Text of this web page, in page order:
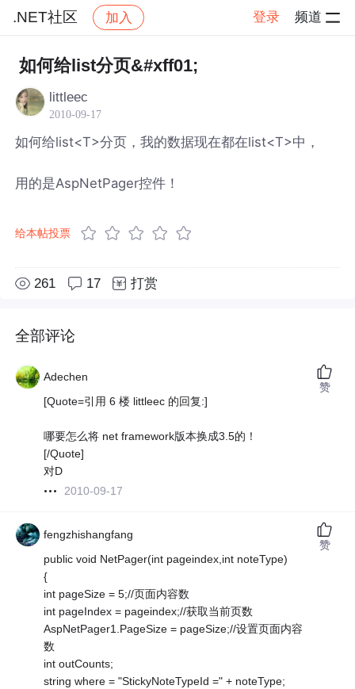
.NET社区 加入 登录 频道
社区 .NET社区 帖子详情
如何给list分页&#xff01;
littleec
2010-09-17
如何给list<T>分页，我的数据现在都在list<T>中，
用的是AspNetPager控件！
给本帖投票
261 17 打赏
全部评论
Adechen
[Quote=引用 6 楼 littleec 的回复:]
哪要怎么将 net framework版本换成3.5的！
[/Quote]
对D
2010-09-17
赞
fengzhishangfang
public void NetPager(int pageindex,int noteType)
{
int pageSize = 5;//页面内容数
int pageIndex = pageindex;//获取当前页数
AspNetPager1.PageSize = pageSize;//设置页面内容
数
int outCounts;
string where = "StickyNoteTypeId =" + noteType;
赞